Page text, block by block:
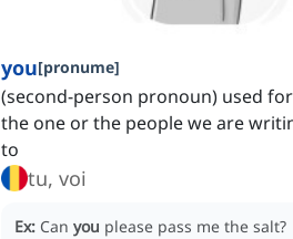
you[pronume]
(second-person pronoun) used
the one or the people we are
to
tu, voi
Ex: Can you please pass me the salt?